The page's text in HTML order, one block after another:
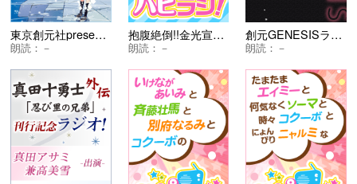
東京創元社presents 『エンタングル：ガール』刊行記念 創元ゼーガペイン・ラジオ
朗読： －
抱腹絶倒!!金光宣明と酒巻光宏と兼高美雪のハピラジ！
朗読： －
創元GENESISラジオ
朗読： －